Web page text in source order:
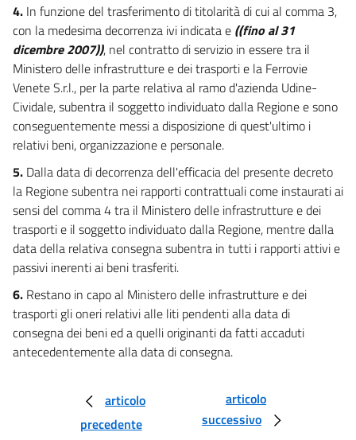
4. In funzione del trasferimento di titolarità di cui al comma 3,
con la medesima decorrenza ivi indicata e ((fino al 31
dicembre 2007)), nel contratto di servizio in essere tra il
Ministero delle infrastrutture e dei trasporti e la Ferrovie
Venete S.r.l., per la parte relativa al ramo d'azienda Udine-
Cividale, subentra il soggetto individuato dalla Regione e sono
conseguentemente messi a disposizione di quest'ultimo i
relativi beni, organizzazione e personale.
5. Dalla data di decorrenza dell'efficacia del presente decreto
la Regione subentra nei rapporti contrattuali come instaurati ai
sensi del comma 4 tra il Ministero delle infrastrutture e dei
trasporti e il soggetto individuato dalla Regione, mentre dalla
data della relativa consegna subentra in tutti i rapporti attivi e
passivi inerenti ai beni trasferiti.
6. Restano in capo al Ministero delle infrastrutture e dei
trasporti gli oneri relativi alle liti pendenti alla data di
consegna dei beni ed a quelli originanti da fatti accaduti
antecedentemente alla data di consegna.
articolo
precedente
articolo
successivo